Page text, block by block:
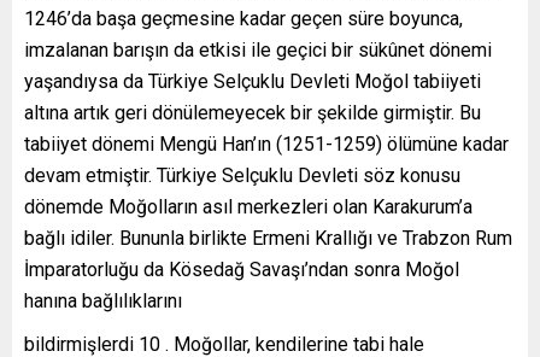
1246’da başa geçmesine kadar geçen süre boyunca,
imzalanan barışın da etkisi ile geçici bir sükûnet dönemi
yaşandıysa da Türkiye Selçuklu Devleti Moğol tabiiyeti
altına artık geri dönülemeyecek bir şekilde girmiştir. Bu
tabiiyet dönemi Mengü Han’ın (1251-1259) ölümüne kadar
devam etmiştir. Türkiye Selçuklu Devleti söz konusu
dönemde Moğolların asıl merkezleri olan Karakurum’a
bağlı idiler. Bununla birlikte Ermeni Krallığı ve Trabzon Rum
İmparatorluğu da Kösedağ Savaşı’ndan sonra Moğol
hanına bağlılıklarını
bildirmişlerdi 10 . Moğollar, kendilerine tabi hale